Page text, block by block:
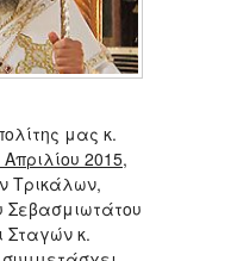
μας κ.
2015,
Τρικάλων,
Σεβασμιωτάτου
Σταγών κ.